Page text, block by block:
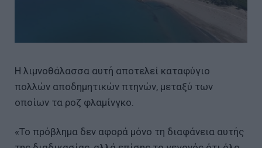
Η λιμνοθάλασσα αυτή αποτελεί καταφύγιο
πολλών αποδημητικών πτηνών, μεταξύ των
οποίων τα ροζ φλαμίνγκο.
«Το πρόβλημα δεν αφορά μόνο τη διαφάνεια αυτής